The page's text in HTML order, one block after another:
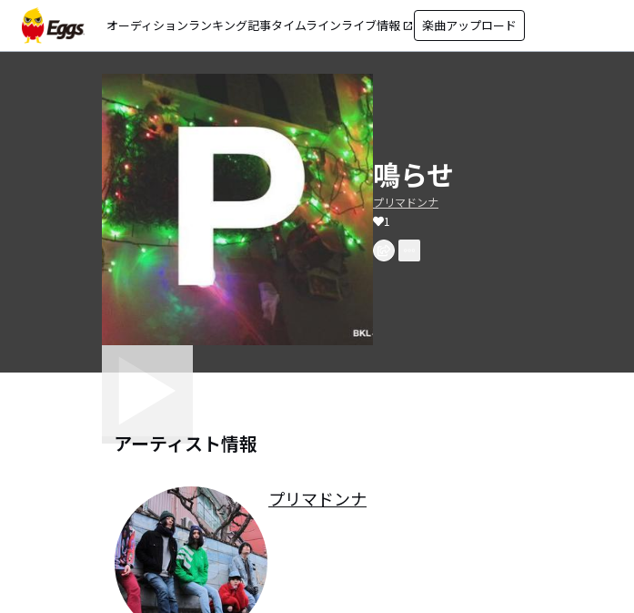
オーディションランキング記事タイムラインライブ情報 open_in_new 楽曲アップロード
鳴らせ
プリマドンナ
1
アーティスト情報
プリマドンナ